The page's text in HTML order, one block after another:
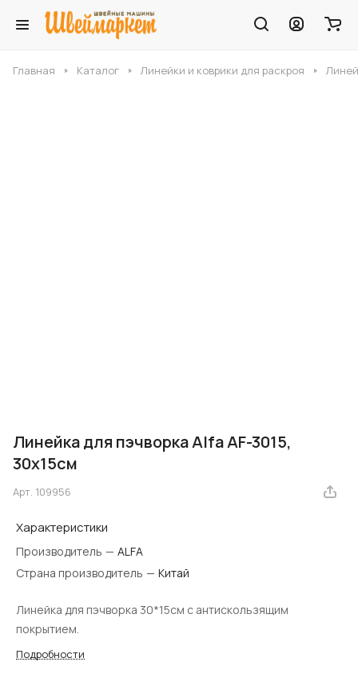
Главная Каталог Линейки и коврики для раскроя
Линейка для пэчворка Alfa AF-3015,
30x15см
Арт. 109956
Характеристики
Производитель — ALFA
Страна производитель — Китай
Линейка для пэчворка 30*15см с антискользящим
покрытием.
Подробности